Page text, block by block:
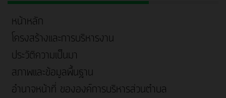
หน้าหลัก
โครงสร้างและการบริหารงาน
ประวัติความเป็นมา
สภาพและข้อมูลพื้นฐาน
อำนาจหน้าที่ ขององค์การบริหารส่วนตำบล